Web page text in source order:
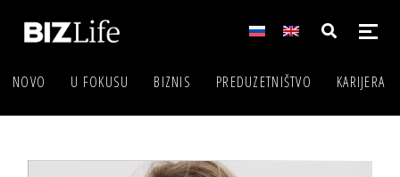
NOVO U FOKUSU BIZNIS PREDUZETNIŠTVO KARIJERA